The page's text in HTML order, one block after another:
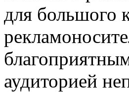
для большого
аудиторией